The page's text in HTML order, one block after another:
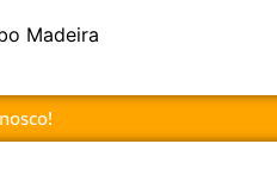
Madeira